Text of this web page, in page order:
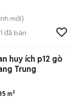
mới)
đã bán
huy ích p12 gò
Trung
m²